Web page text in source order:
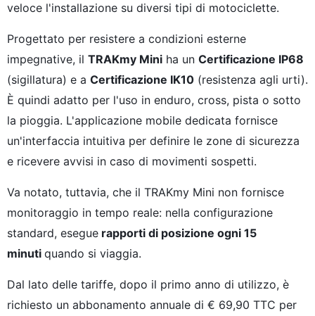
veloce l'installazione su diversi tipi di motociclette.
Progettato per resistere a condizioni esterne
impegnative, il TRAKmy Mini ha un Certificazione IP68
(sigillatura) e a Certificazione IK10 (resistenza agli urti).
È quindi adatto per l'uso in enduro, cross, pista o sotto
la pioggia. L'applicazione mobile dedicata fornisce
un'interfaccia intuitiva per definire le zone di sicurezza
e ricevere avvisi in caso di movimenti sospetti.
Va notato, tuttavia, che il TRAKmy Mini non fornisce
monitoraggio in tempo reale: nella configurazione
standard, esegue rapporti di posizione ogni 15
minuti quando si viaggia.
Dal lato delle tariffe, dopo il primo anno di utilizzo, è
richiesto un abbonamento annuale di € 69,90 TTC per